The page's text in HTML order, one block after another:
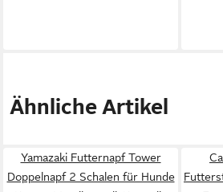
Ähnliche Artikel
Yamazaki Futternapf Tower
Doppelnapf 2 Schalen für Hunde